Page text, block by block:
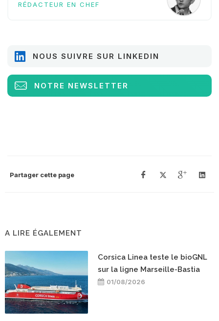
RÉDACTEUR EN CHEF
NOUS SUIVRE SUR LINKEDIN
NOTRE NEWSLETTER
Partager cette page
A LIRE ÉGALEMENT
Corsica Linea teste le bioGNL
sur la ligne Marseille-Bastia
01/08/2026